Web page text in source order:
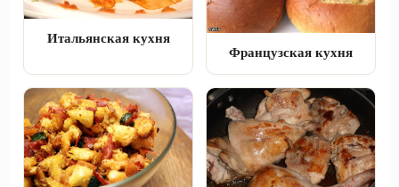
Итальянская кухня
Французская кухня